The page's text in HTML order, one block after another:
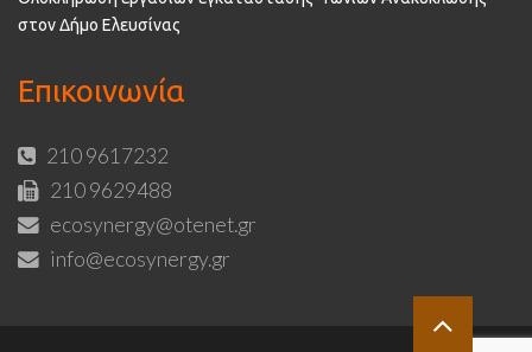
στον Δήμο Ελευσίνας
Επικοινωνία
210 9617232
210 9629488
ecosynergy@otenet.gr
info@ecosynergy.gr